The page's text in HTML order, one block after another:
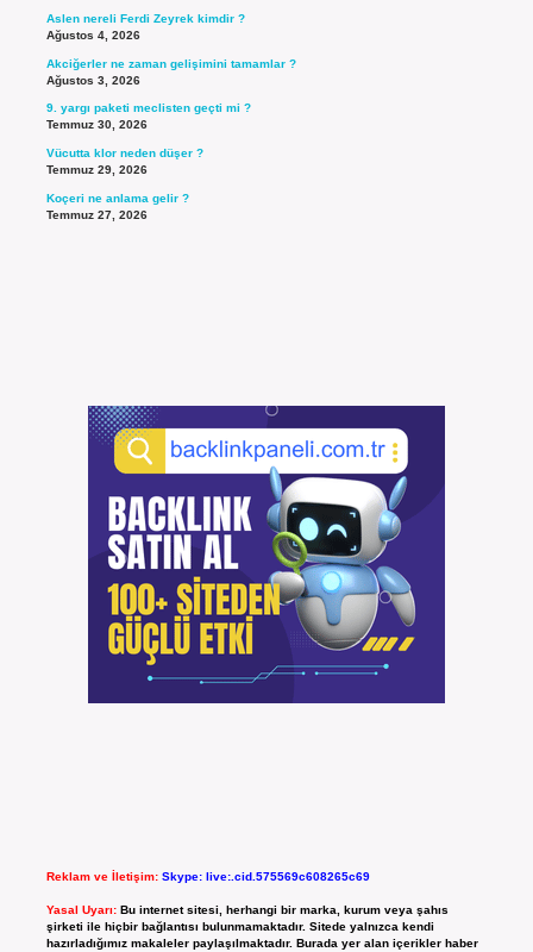
Aslen nereli Ferdi Zeyrek kimdir ?
Ağustos 4, 2026
Akciğerler ne zaman gelişimini tamamlar ?
Ağustos 3, 2026
9. yargı paketi meclisten geçti mi ?
Temmuz 30, 2026
Vücutta klor neden düşer ?
Temmuz 29, 2026
Koçeri ne anlama gelir ?
Temmuz 27, 2026
Reklam ve İletişim: Skype: live:.cid.575569c608265c69
Yasal Uyarı: Bu internet sitesi, herhangi bir marka, kurum veya şahıs
şirketi ile hiçbir bağlantısı bulunmamaktadır. Sitede yalnızca kendi
hazırladığımız makaleler paylaşılmaktadır. Burada yer alan içerikler haber